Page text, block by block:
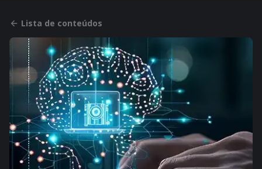
Lista de conteúdos